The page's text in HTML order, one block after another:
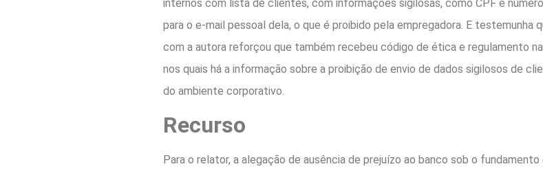
internos com lista de clientes, com informações sigilosas, como CPF e
para o e-mail pessoal dela, o que é proibido pela empregadora. E testemunha
com a autora reforçou que também recebeu código de ética e regulamento
nos quais há a informação sobre a proibição de envio de dados sigilosos de
do ambiente corporativo.
Recurso
Para o relator, a alegação de ausência de prejuízo ao banco sob o fundamento